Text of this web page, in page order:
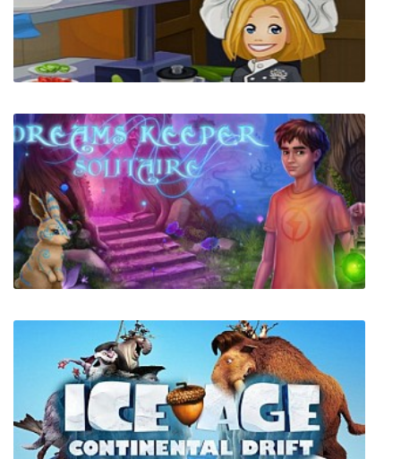
7.62: Перезарядка
Веселый повар 2
Dreams Keeper Solitaire